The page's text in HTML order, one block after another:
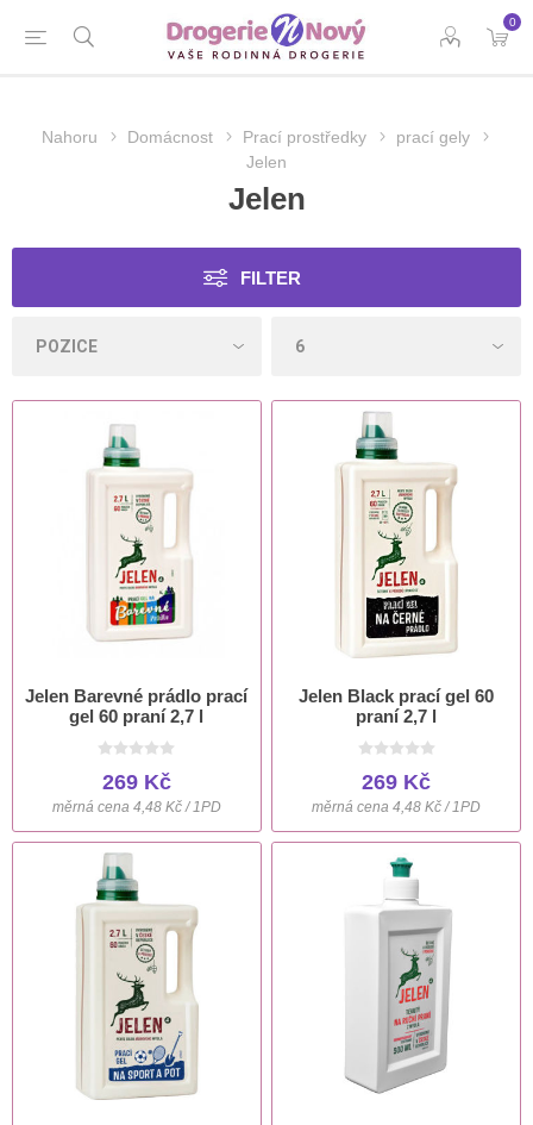
0
Nahoru Domácnost Prací prostředky
prací gely
Jelen
Jelen
FILTER
Jelen Barevné prádlo prací
gel 60 praní 2,7 l
269 Kč
měrná cena 4,48 Kč / 1PD
Jelen Black prací gel 60
praní 2,7 l
269 Kč
měrná cena 4,48 Kč / 1PD